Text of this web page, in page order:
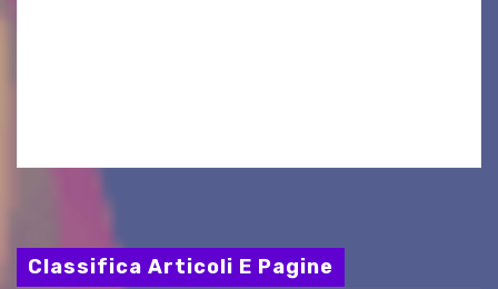
Classifica Articoli E Pagine